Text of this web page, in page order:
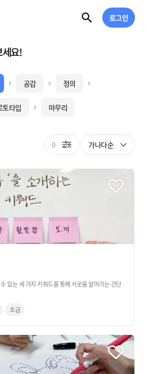
로그인
요!
공감 정의
토타입 마무리
0 가나다순
있는 세 가지 키워드를 통해 서로를 알아가는 간단
초급